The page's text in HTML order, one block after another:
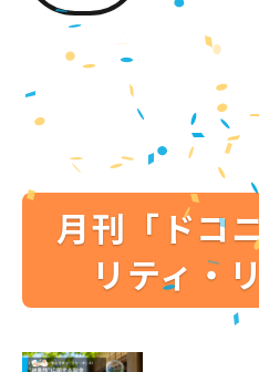
月刊「ドコ
リティ・